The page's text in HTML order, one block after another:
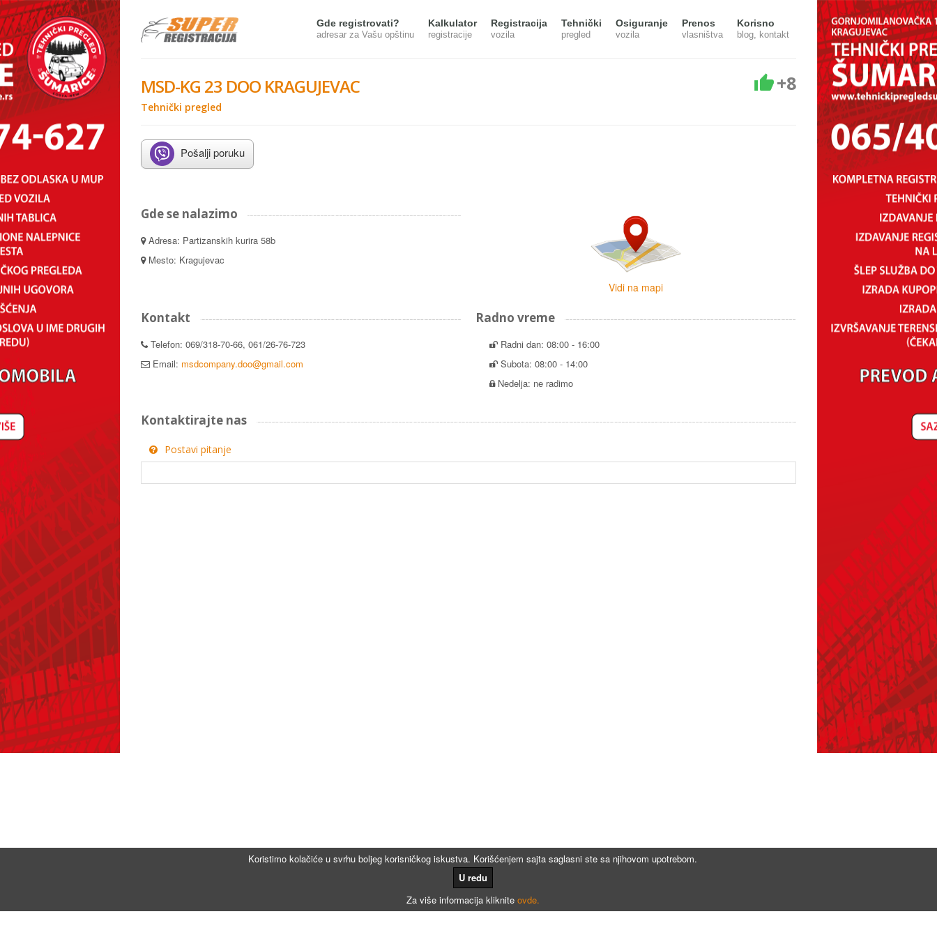
Koristimo kolačiće u svrhu boljeg korisničkog iskustva. Korišćenjem sajta saglasni ste sa njihovom upotrebom.
U redu
Za više informacija kliknite ovde.
Gde registrovati?
adresar za Vašu opštinu
Kalkulator
registracije
Registracija
vozila
Tehnički
pregled
Osiguranje
vozila
Prenos
vlasništva
Korisno
blog, kontakt
MSD-KG 23 DOO KRAGUJEVAC
Tehnički pregled
+8
Pošalji poruku
Gde se nalazimo
Adresa: Partizanskih kurira 58b
Mesto: Kragujevac
Vidi na mapi
Kontakt
Telefon: 069/318-70-66, 061/26-76-723
Email: msdcompany.doo@gmail.com
Radno vreme
Radni dan: 08:00 - 16:00
Subota: 08:00 - 14:00
Nedelja: ne radimo
Kontaktirajte nas
Postavi pitanje
Kalkulatori Brzi linkovi